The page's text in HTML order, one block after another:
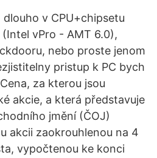
v CPU+chipsetu
vPro - AMT 6.0),
nebo proste jenom
pristup k PC bych
za kterou jsou
akcie, a která představuje
jmění (ČOJ)
akcii zaokrouhlenou na 4
vypočtenou ke konci